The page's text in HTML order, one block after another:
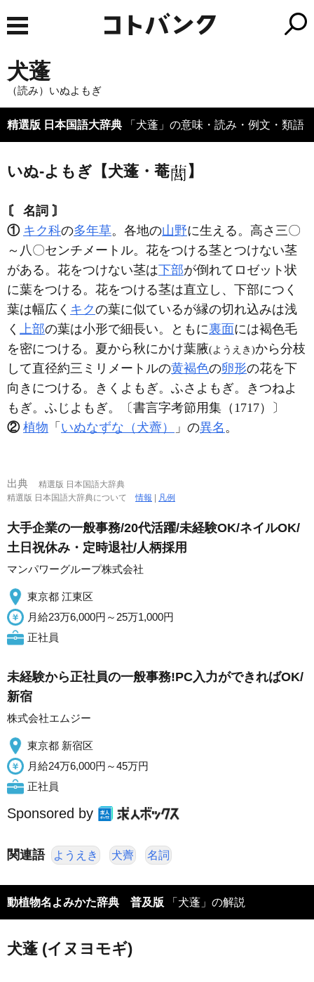
犬蓬
（読み）いぬよもぎ
精選版 日本国語大辞典 「犬蓬」の意味・読み・例文・類語
いぬ‐よもぎ【犬蓬・菴 】
〘 名詞 〙
① キク科の多年草。各地の山野に生える。高さ三〇
～八〇センチメートル。花をつける茎とつけない茎
がある。花をつけない茎は下部が倒れてロゼット状
に葉をつける。花をつける茎は直立し、下部につく
葉は幅広く キクの葉に似ているが縁の切れ込みは浅
く 上部の葉は小形で細長い。ともに裏面には褐色毛
を密につける。夏から秋にかけ葉腋(ようえき)から分枝
して直径約三ミリメートルの黄褐色の卵形の花を下
向きにつける。きくよもぎ。ふさよもぎ。きつねよ
もぎ。ふじよもぎ。〔書言字考節用集（1717）〕
② 植物 「 いぬなずな（犬薺） 」の異名 。
出典
精選版 日本国語大辞典
精選版 日本国語大辞典について情報 凡例
大手企業の一般事務/20代活躍/未経験OK/ネイルOK/
土日祝休み・定時退社/人柄採用
マンパワーグループ株式会社
東京都 江東区
月給23万6,000円～25万1,000円
正社員
未経験から正社員の一般事務!PC入力ができればOK/
新宿
株式会社エムジー
東京都 新宿区
月給24万6,000円～45万円
正社員
Sponsored by
関連語 ようえき 犬薺 名詞
動植物名よみかた辞典 普及版 「犬蓬」の解説
犬蓬 (イヌヨモギ)